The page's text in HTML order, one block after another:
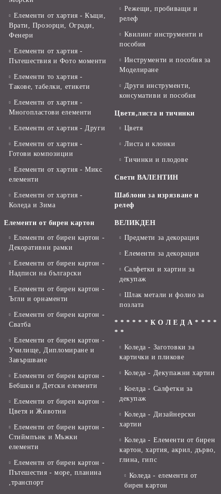
Елементи от хартия - Къщи,
Врати, Прозорци, Огради,
Фенери
Елементи от хартия -
Пътешествия и Фото моменти
Елементи то хартия -
Такове, табелки, етикети
Елементи от хартия -
Многопластови елементи
Елементи от хартия - Други
Елементи от хартия -
Готови композиции
Елементи от хартия - Микс
елементи
Елементи от хартия -
Коледа и Зима
Елементи от бирен картон
Елементи от бирен картон -
Декоративни рамки
Елементи от бирен картон -
Надписи на български
Елементи от бирен картон -
Ъгли и орнаменти
Елементи от бирен картон -
Сватба
Елементи от бирен картон -
Училище, Дипломиране и
Завършване
Елементи от бирен картон -
Бебшки и Детски елементи
Елементи от бирен картон -
Цветя и Животни
Елементи от бирен картон -
Стиймпънк и Мъжки
елементи
Елементи от бирен картон -
Пътешестия - море, планина
,транспорт
Режещи, пробиващи и
релеф
Квилинг инструменти и
пособия
Инструменти и пособия за
Моделиране
Други инструменти,
консумативи и пособия
Цветя,листа и тичинки
Цветя
Листа и клонки
Тичинки и плодове
Свети ВАЛЕНТИН
Шаблони за изрязване и
релеф
ВЕЛИКДЕН
Предмети за декорация
Елементи за декорация
Салфетки и хартии за
декупаж
Шлак метали и фолио за
позлата
* * * * * * К О Л Е Д А * * * *
* *
Коледа - Заготовки за
картички и пликове
Коледа - Декупажни хартии
Коелда - Салфетки за
декупаж
Коледа - Дизайнерски
хартии
Коледа - Eлементи от бирен
картон, хартия, акрил, дърво,
глина, гипс
Коледа - елементи от
бирен картон